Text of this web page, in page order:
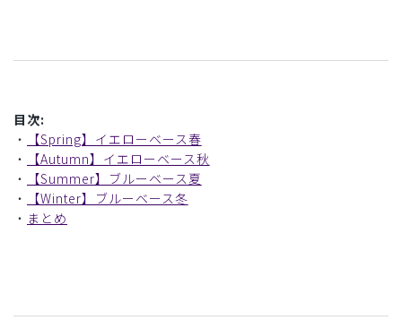
目次:
・
【Spring】イエローベース春
・
【Autumn】イエローベース秋
・
【Summer】ブルーベース夏
・
【Winter】ブルーベース冬
・ まとめ